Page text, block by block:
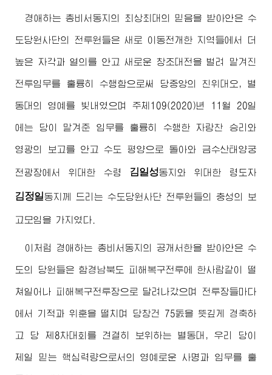
경애하는 총비서동지의 최상최대의 믿음을 받아안은 수
도당원사단의 전투원들은 새로 이동전개한 지역들에서 더
높은 자각과 열의를 안고 새로운 창조대전을 벌려 맡겨진
전투임무를 훌륭히 수행함으로써 당중앙의 친위대오, 별
동대의 영예를 빛내였으며 주체109(2020)년 11월 20일
에는 당이 맡겨준 임무를 훌륭히 수행한 자랑찬 승리와
영광의 보고를 안고 수도 평양으로 돌아와 금수산태양궁
전광장에서 위대한 수령 김일성동지 와 위대한 령도자
김정일동지 께 드리는 수도당원사단 전투원들의 충성의 보
고모임을 가지였다.
이처럼 경애하는 총비서동지의 공개서한을 받아안은 수
도의 당원들은 함경남북도 피해복구전투에 한사람같이 떨
쳐일어나 피해복구전투장으로 달려나갔으며 전투장들마다
에서 기적과 위훈을 떨치며 당창건 75돐을 뜻깊게 경축하
고 당 제8차대회를 견결히 보위하는 별동대, 우리 당이
제일 믿는 핵심력량으로서의 영예로운 사명과 임무를 훌